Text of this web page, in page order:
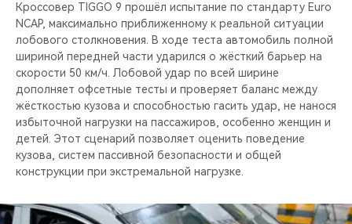
Кроссовер TIGGO 9 прошёл испытание по стандарту Euro
NCAP, максимально приближенному к реальной ситуации
лобового столкновения. В ходе теста автомобиль полной
шириной передней части ударился о жёсткий барьер на
скорости 50 км/ч. Лобовой удар по всей ширине
дополняет офсетные тесты и проверяет баланс между
жёсткостью кузова и способностью гасить удар, не нанося
избыточной нагрузки на пассажиров, особенно женщин и
детей. Этот сценарий позволяет оценить поведение
кузова, систем пассивной безопасности и общей
конструкции при экстремальной нагрузке.